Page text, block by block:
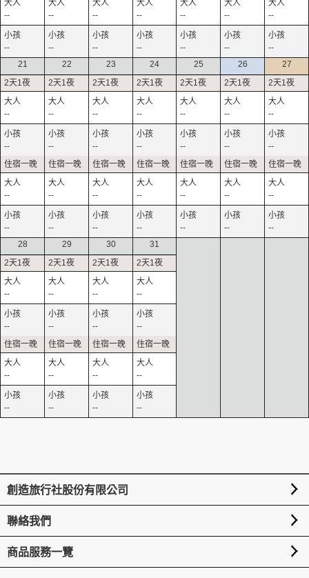
--
--
--
--
--
--
--
--
--
--
--
--
--
--
21
--
--
--
--
22
--
--
--
--
23
--
--
--
--
24
--
--
--
--
25
--
--
--
--
26
--
--
--
--
27
--
--
--
--
28
--
--
--
--
29
--
--
--
--
30
--
--
--
--
31
--
--
--
--
創造旅行社股份有限公司
聯絡我們
商品服務一覽